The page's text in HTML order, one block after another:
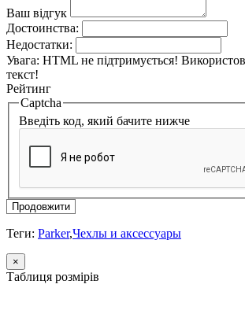
Ваш відгук
Достоинства:
Недостатки:
Увага: HTML не підтримується!
текст!
Рейтинг
Captcha
Введіть код, який бачите нижче
Продовжити
Теги: Parker,Чехлы и аксессуары
×
Таблиця розмірів